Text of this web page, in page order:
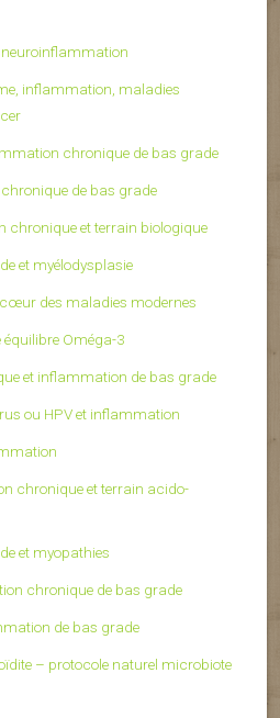
neuroinflammation
inflammation, maladies
chronique de bas grade
de bas grade
et terrain biologique
et myélodysplasie
des maladies modernes
équilibre Oméga-3
et inflammation de bas grade
ou HPV et inflammation
chronique et terrain acido-
et myopathies
chronique de bas grade
de bas grade
– protocole naturel microbiote